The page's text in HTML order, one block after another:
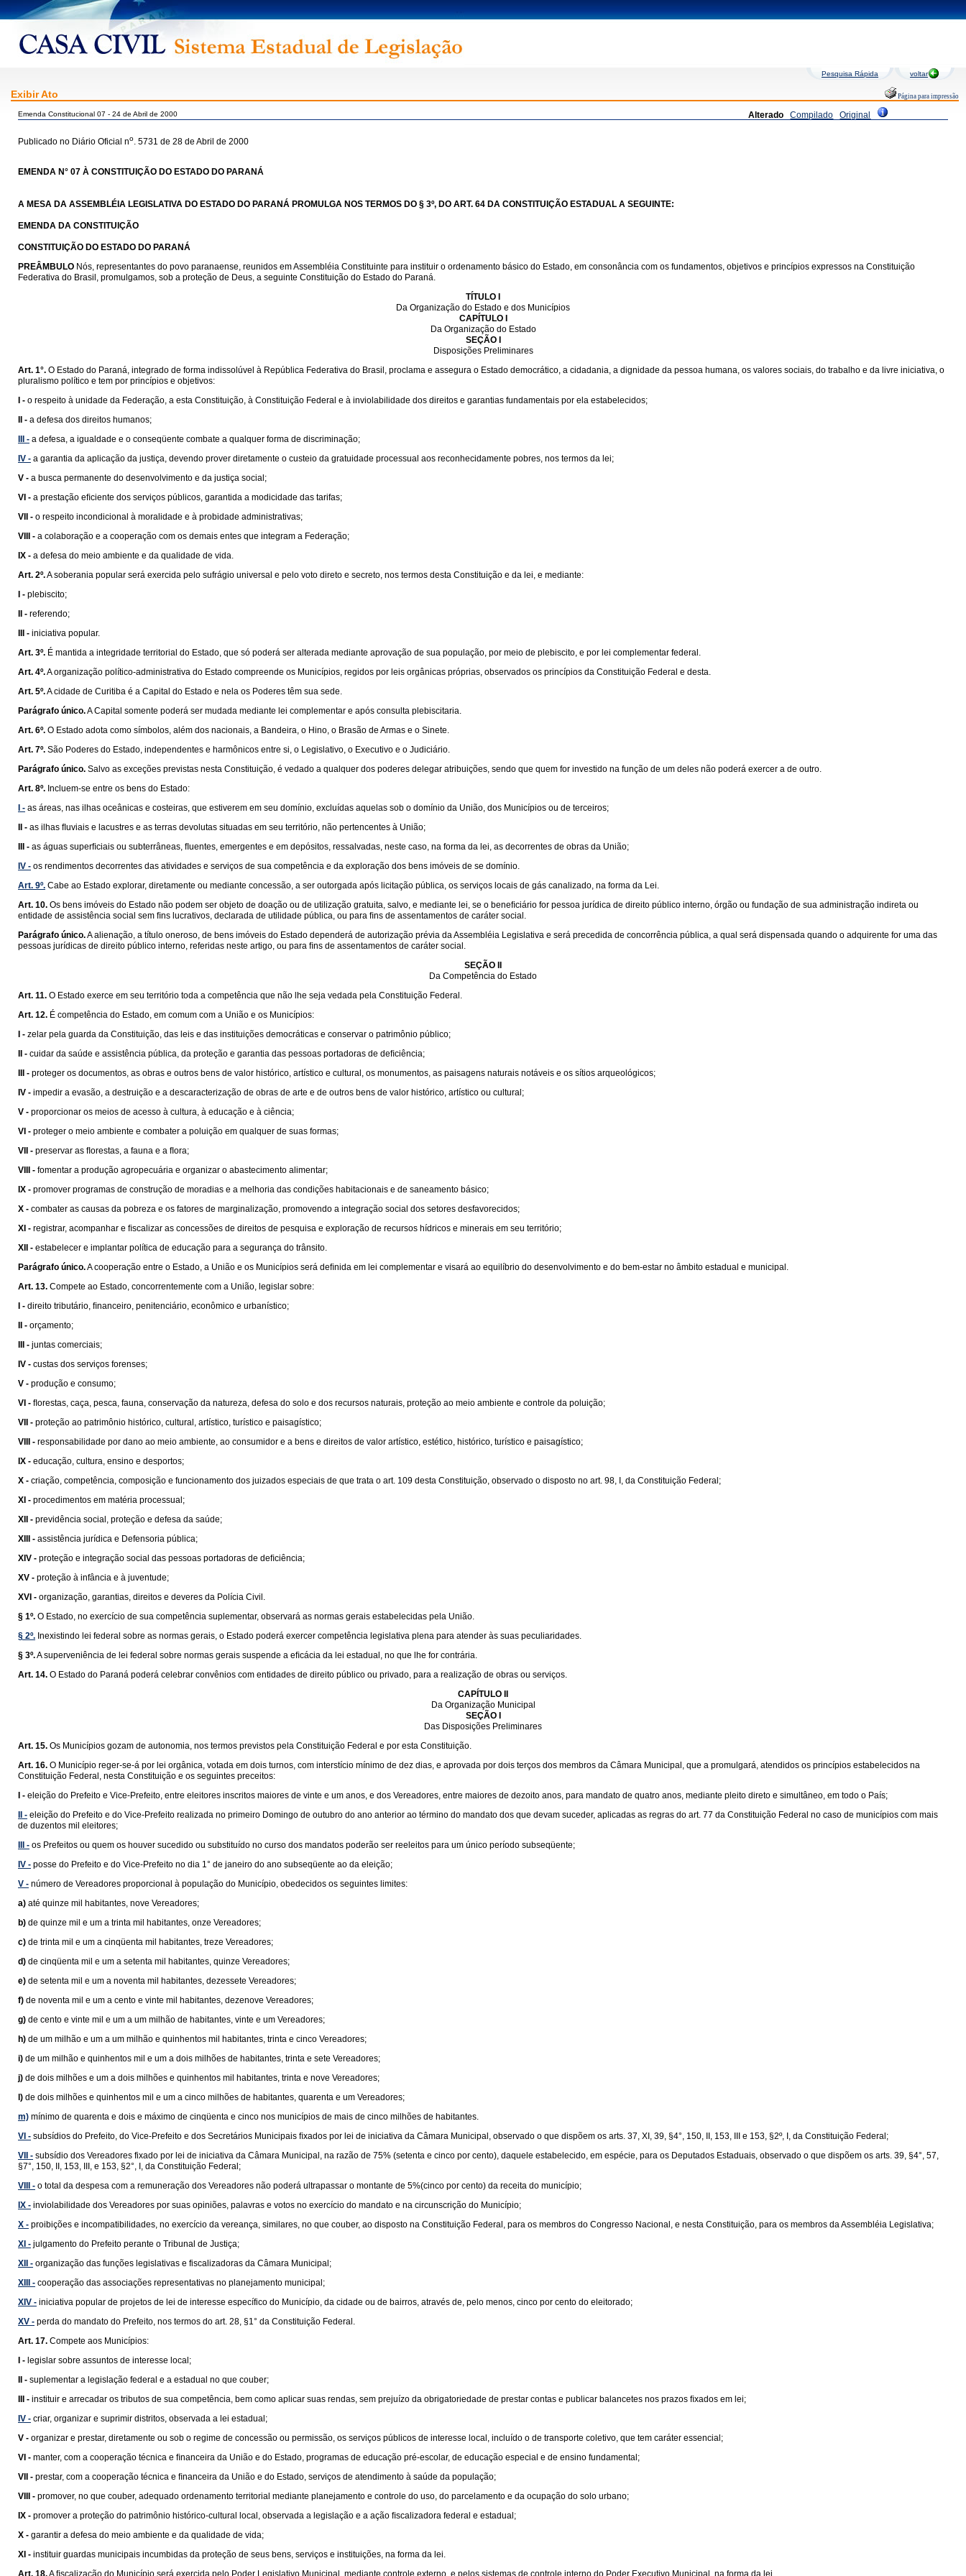
Pesquisa Rápida voltar
Exibir Ato Página para impressão
Alterado Compilado Original
Emenda Constitucional 07 - 24 de Abril de 2000
Publicado no Diário Oficial no. 5731 de 28 de Abril de 2000
EMENDA N° 07 À CONSTITUIÇÃO DO ESTADO DO PARANÁ
A MESA DA ASSEMBLÉIA LEGISLATIVA DO ESTADO DO PARANÁ PROMULGA NOS TERMOS DO § 3º, DO ART. 64 DA CONSTITUIÇÃO ESTADUAL A SEGUINTE:
EMENDA DA CONSTITUIÇÃO
CONSTITUIÇÃO DO ESTADO DO PARANÁ
PREÂMBULO Nós, representantes do povo paranaense, reunidos em Assembléia Constituinte para instituir o ordenamento básico do Estado, em consonância com os fundamentos, objetivos e princípios expressos na Constituição
Federativa do Brasil, promulgamos, sob a proteção de Deus, a seguinte Constituição do Estado do Paraná.
TÍTULO I
Da Organização do Estado e dos Municípios
CAPÍTULO I
Da Organização do Estado
SEÇÃO I
Disposições Preliminares
Art. 1°. O Estado do Paraná, integrado de forma indissolúvel à República Federativa do Brasil, proclama e assegura o Estado democrático, a cidadania, a dignidade da pessoa humana, os valores sociais, do trabalho e da livre iniciativa, o
pluralismo político e tem por princípios e objetivos:
I - o respeito à unidade da Federação, a esta Constituição, à Constituição Federal e à inviolabilidade dos direitos e garantias fundamentais por ela estabelecidos;
II - a defesa dos direitos humanos;
III - a defesa, a igualdade e o conseqüente combate a qualquer forma de discriminação;
IV - a garantia da aplicação da justiça, devendo prover diretamente o custeio da gratuidade processual aos reconhecidamente pobres, nos termos da lei;
V - a busca permanente do desenvolvimento e da justiça social;
VI - a prestação eﬁciente dos serviços públicos, garantida a modicidade das tarifas;
VII - o respeito incondicional à moralidade e à probidade administrativas;
VIII - a colaboração e a cooperação com os demais entes que integram a Federação;
IX - a defesa do meio ambiente e da qualidade de vida.
Art. 2º.A soberania popular será exercida pelo sufrágio universal e pelo voto direto e secreto, nos termos desta Constituição e da lei, e mediante:
I - plebiscito;
II - referendo;
III - iniciativa popular.
Art. 3º. É mantida a integridade territorial do Estado, que só poderá ser alterada mediante aprovação de sua população, por meio de plebiscito, e por lei complementar federal.
Art. 4º.A organização político-administrativa do Estado compreende os Municípios, regidos por leis orgânicas próprias, observados os princípios da Constituição Federal e desta.
Art. 5º.A cidade de Curitiba é a Capital do Estado e nela os Poderes têm sua sede.
Parágrafo único.A Capital somente poderá ser mudada mediante lei complementar e após consulta plebiscitaria.
Art. 6º. O Estado adota como símbolos, além dos nacionais, a Bandeira, o Hino, o Brasão de Armas e o Sinete.
Art. 7º. São Poderes do Estado, independentes e harmônicos entre si, o Legislativo, o Executivo e o Judiciário.
Parágrafo único. Salvo as exceções previstas nesta Constituição, é vedado a qualquer dos poderes delegar atribuições, sendo que quem for investido na função de um deles não poderá exercer a de outro.
Art. 8º. Incluem-se entre os bens do Estado:
I - as áreas, nas ilhas oceânicas e costeiras, que estiverem em seu domínio, excluídas aquelas sob o domínio da União, dos Municípios ou de terceiros;
II - as ilhas ﬂuviais e lacustres e as terras devolutas situadas em seu território, não pertencentes à União;
III - as águas superﬁciais ou subterrâneas, ﬂuentes, emergentes e em depósitos, ressalvadas, neste caso, na forma da lei, as decorrentes de obras da União;
IV - os rendimentos decorrentes das atividades e serviços de sua competência e da exploração dos bens imóveis de se domínio.
Art. 9º. Cabe ao Estado explorar, diretamente ou mediante concessão, a ser outorgada após licitação pública, os serviços locais de gás canalizado, na forma da Lei.
Art. 10. Os bens imóveis do Estado não podem ser objeto de doação ou de utilização gratuita, salvo, e mediante lei, se o beneﬁciário for pessoa jurídica de direito público interno, órgão ou fundação de sua administração indireta ou
entidade de assistência social sem ﬁns lucrativos, declarada de utilidade pública, ou para ﬁns de assentamentos de caráter social.
Parágrafo único.A alienação, a título oneroso, de bens imóveis do Estado dependerá de autorização prévia da Assembléia Legislativa e será precedida de concorrência pública, a qual será dispensada quando o adquirente for uma das
pessoas jurídicas de direito público interno, referidas neste artigo, ou para ﬁns de assentamentos de caráter social.
SEÇÃO II
Da Competência do Estado
Art. 11. O Estado exerce em seu território toda a competência que não lhe seja vedada pela Constituição Federal.
Art. 12. É competência do Estado, em comum com a União e os Municípios:
I - zelar pela guarda da Constituição, das leis e das instituições democráticas e conservar o patrimônio público;
II - cuidar da saúde e assistência pública, da proteção e garantia das pessoas portadoras de deﬁciência;
III - proteger os documentos, as obras e outros bens de valor histórico, artístico e cultural, os monumentos, as paisagens naturais notáveis e os sítios arqueológicos;
IV - impedir a evasão, a destruição e a descaracterização de obras de arte e de outros bens de valor histórico, artístico ou cultural;
V - proporcionar os meios de acesso à cultura, à educação e à ciência;
VI - proteger o meio ambiente e combater a poluição em qualquer de suas formas;
VII - preservar as ﬂorestas, a fauna e a ﬂora;
VIII - fomentar a produção agropecuária e organizar o abastecimento alimentar;
IX - promover programas de construção de moradias e a melhoria das condições habitacionais e de saneamento básico;
X - combater as causas da pobreza e os fatores de marginalização, promovendo a integração social dos setores desfavorecidos;
XI - registrar, acompanhar e ﬁscalizar as concessões de direitos de pesquisa e exploração de recursos hídricos e minerais em seu território;
XII - estabelecer e implantar política de educação para a segurança do trânsito.
Parágrafo único.A cooperação entre o Estado, a União e os Municípios será deﬁnida em lei complementar e visará ao equilíbrio do desenvolvimento e do bem-estar no âmbito estadual e municipal.
Art. 13. Compete ao Estado, concorrentemente com a União, legislar sobre:
I - direito tributário, ﬁnanceiro, penitenciário, econômico e urbanístico;
II - orçamento;
III - juntas comerciais;
IV - custas dos serviços forenses;
V - produção e consumo;
VI - ﬂorestas, caça, pesca, fauna, conservação da natureza, defesa do solo e dos recursos naturais, proteção ao meio ambiente e controle da poluição;
VII - proteção ao patrimônio histórico, cultural, artístico, turístico e paisagístico;
VIII - responsabilidade por dano ao meio ambiente, ao consumidor e a bens e direitos de valor artístico, estético, histórico, turístico e paisagístico;
IX - educação, cultura, ensino e desportos;
X - criação, competência, composição e funcionamento dos juizados especiais de que trata o art. 109 desta Constituição, observado o disposto no art. 98, I, da Constituição Federal;
XI - procedimentos em matéria processual;
XII - previdência social, proteção e defesa da saúde;
XIII - assistência jurídica e Defensoria pública;
XIV - proteção e integração social das pessoas portadoras de deﬁciência;
XV - proteção à infância e à juventude;
XVI - organização, garantias, direitos e deveres da Polícia Civil.
§ 1º. O Estado, no exercício de sua competência suplementar, observará as normas gerais estabelecidas pela União.
§ 2º. Inexistindo lei federal sobre as normas gerais, o Estado poderá exercer competência legislativa plena para atender às suas peculiaridades.
§ 3º.A superveniência de lei federal sobre normas gerais suspende a eﬁcácia da lei estadual, no que lhe for contrária.
Art. 14. O Estado do Paraná poderá celebrar convênios com entidades de direito público ou privado, para a realização de obras ou serviços.
CAPÍTULO II
Da Organização Municipal
SEÇÃO I
Das Disposições Preliminares
Art. 15. Os Municípios gozam de autonomia, nos termos previstos pela Constituição Federal e por esta Constituição.
Art. 16. O Município reger-se-á por lei orgânica, votada em dois turnos, com interstício mínimo de dez dias, e aprovada por dois terços dos membros da Câmara Municipal, que a promulgará, atendidos os princípios estabelecidos na
Constituição Federal, nesta Constituição e os seguintes preceitos:
I - eleição do Prefeito e Vice-Prefeito, entre eleitores inscritos maiores de vinte e um anos, e dos Vereadores, entre maiores de dezoito anos, para mandato de quatro anos, mediante pleito direto e simultâneo, em todo o País;
II - eleição do Prefeito e do Vice-Prefeito realizada no primeiro Domingo de outubro do ano anterior ao término do mandato dos que devam suceder, aplicadas as regras do art. 77 da Constituição Federal no caso de municípios com mais
de duzentos mil eleitores;
III - os Prefeitos ou quem os houver sucedido ou substituído no curso dos mandatos poderão ser reeleitos para um único período subseqüente;
IV - posse do Prefeito e do Vice-Prefeito no dia 1° de janeiro do ano subseqüente ao da eleição;
V - número de Vereadores proporcional à população do Município, obedecidos os seguintes limites:
a) até quinze mil habitantes, nove Vereadores;
b) de quinze mil e um a trinta mil habitantes, onze Vereadores;
c) de trinta mil e um a cinqüenta mil habitantes, treze Vereadores;
d) de cinqüenta mil e um a setenta mil habitantes, quinze Vereadores;
e) de setenta mil e um a noventa mil habitantes, dezessete Vereadores;
f) de noventa mil e um a cento e vinte mil habitantes, dezenove Vereadores;
g) de cento e vinte mil e um a um milhão de habitantes, vinte e um Vereadores;
h) de um milhão e um a um milhão e quinhentos mil habitantes, trinta e cinco Vereadores;
i) de um milhão e quinhentos mil e um a dois milhões de habitantes, trinta e sete Vereadores;
j) de dois milhões e um a dois milhões e quinhentos mil habitantes, trinta e nove Vereadores;
l) de dois milhões e quinhentos mil e um a cinco milhões de habitantes, quarenta e um Vereadores;
m) mínimo de quarenta e dois e máximo de cinqüenta e cinco nos municípios de mais de cinco milhões de habitantes.
VI - subsídios do Prefeito, do Vice-Prefeito e dos Secretários Municipais ﬁxados por lei de iniciativa da Câmara Municipal, observado o que dispõem os arts. 37, XI, 39, §4°, 150, II, 153, III e 153, §2º, I, da Constituição Federal;
VII - subsídio dos Vereadores fixado por lei de iniciativa da Câmara Municipal, na razão de 75% (setenta e cinco por cento), daquele estabelecido, em espécie, para os Deputados Estaduais, observado o que dispõem os arts. 39, §4°, 57,
§7°, 150, II, 153, III, e 153, §2°, I, da Constituição Federal;
VIII - o total da despesa com a remuneração dos Vereadores não poderá ultrapassar o montante de 5%(cinco por cento) da receita do município;
IX - inviolabilidade dos Vereadores por suas opiniões, palavras e votos no exercício do mandato e na circunscrição do Município;
X - proibições e incompatibilidades, no exercício da vereança, similares, no que couber, ao disposto na Constituição Federal, para os membros do Congresso Nacional, e nesta Constituição, para os membros da Assembléia Legislativa;
XI - julgamento do Prefeito perante o Tribunal de Justiça;
XII - organização das funções legislativas e fiscalizadoras da Câmara Municipal;
XIII - cooperação das associações representativas no planejamento municipal;
XIV - iniciativa popular de projetos de lei de interesse específico do Município, da cidade ou de bairros, através de, pelo menos, cinco por cento do eleitorado;
XV - perda do mandato do Prefeito, nos termos do art. 28, §1° da Constituição Federal.
Art. 17. Compete aos Municípios:
I - legislar sobre assuntos de interesse local;
II - suplementar a legislação federal e a estadual no que couber;
III - instituir e arrecadar os tributos de sua competência, bem como aplicar suas rendas, sem prejuízo da obrigatoriedade de prestar contas e publicar balancetes nos prazos ﬁxados em lei;
IV - criar, organizar e suprimir distritos, observada a lei estadual;
V - organizar e prestar, diretamente ou sob o regime de concessão ou permissão, os serviços públicos de interesse local, incluído o de transporte coletivo, que tem caráter essencial;
VI - manter, com a cooperação técnica e ﬁnanceira da União e do Estado, programas de educação pré-escolar, de educação especial e de ensino fundamental;
VII - prestar, com a cooperação técnica e ﬁnanceira da União e do Estado, serviços de atendimento à saúde da população;
VIII - promover, no que couber, adequado ordenamento territorial mediante planejamento e controle do uso, do parcelamento e da ocupação do solo urbano;
IX - promover a proteção do patrimônio histórico-cultural local, observada a legislação e a ação ﬁscalizadora federal e estadual;
X - garantir a defesa do meio ambiente e da qualidade de vida;
XI - instituir guardas municipais incumbidas da proteção de seus bens, serviços e instituições, na forma da lei.
Art. 18.A ﬁscalização do Município será exercida pelo Poder Legislativo Municipal, mediante controle externo, e pelos sistemas de controle interno do Poder Executivo Municipal, na forma da lei.